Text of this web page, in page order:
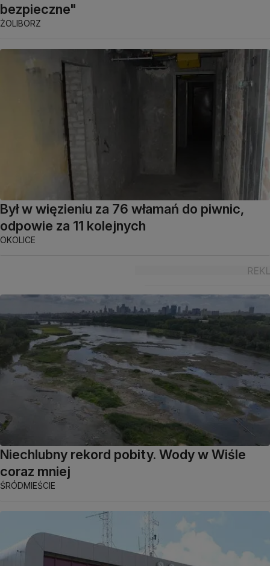
bezpieczne"
ŻOLIBORZ
Był w więzieniu za 76 włamań do piwnic,
odpowie za 11 kolejnych
OKOLICE
Niechlubny rekord pobity. Wody w Wiśle
coraz mniej
ŚRÓDMIEŚCIE